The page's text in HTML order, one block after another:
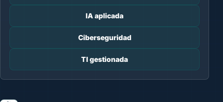
IA aplicada
Ciberseguridad
TI gestionada